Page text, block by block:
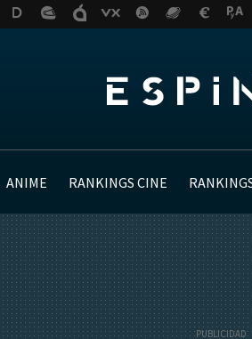
ANIME RANKINGS CINE